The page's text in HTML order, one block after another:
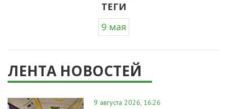
ТЕГИ
9 мая
ЛЕНТА НОВОСТЕЙ
9 августа 2026, 16:26